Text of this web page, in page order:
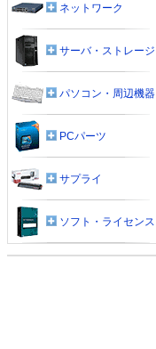
ネットワーク
サーバ・ストレージ
パソコン・周辺機器
PCパーツ
サプライ
ソフト・ライセンス